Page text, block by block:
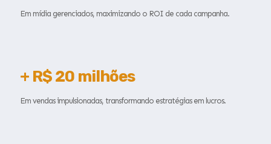
Em mídia gerenciados, maximizando o ROI de cada campanha.
+ R$20 milhões
Em vendas impulsionadas, transformando estratégias em lucros.